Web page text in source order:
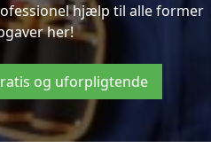
hjælp til alle former
her!
og uforpligtende